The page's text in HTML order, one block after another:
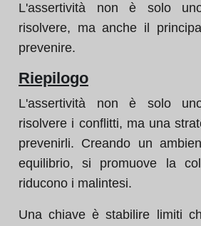
L'assertività non è solo
risolvere, ma anche il
prevenire.
Riepilogo
L'assertività non è solo
risolvere i conflitti, ma una
prevenirli. Creando un
equilibrio, si promuove la
riducono i malintesi.
Una chiave è stabilire limiti